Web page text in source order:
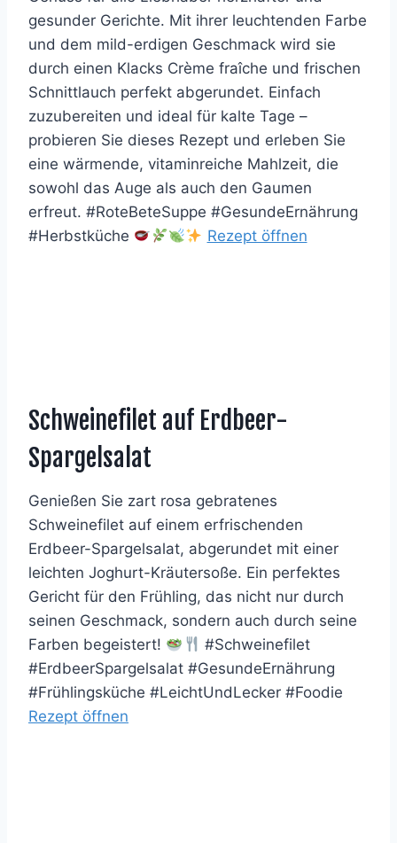
gesunder Gerichte. Mit ihrer leuchtenden Farbe
und dem mild-erdigen Geschmack wird sie
durch einen Klacks Crème fraîche und frischen
Schnittlauch perfekt abgerundet. Einfach
zuzubereiten und ideal für kalte Tage –
probieren Sie dieses Rezept und erleben Sie
eine wärmende, vitaminreiche Mahlzeit, die
sowohl das Auge als auch den Gaumen
erfreut. #RoteBeteSuppe #GesundeErnährung
#Herbstküche
Rezept öffnen
Schweinefilet auf Erdbeer-
Spargelsalat
Genießen Sie zart rosa gebratenes
Schweinefilet auf einem erfrischenden
Erdbeer-Spargelsalat, abgerundet mit einer
leichten Joghurt-Kräutersoße. Ein perfektes
Gericht für den Frühling, das nicht nur durch
seinen Geschmack, sondern auch durch seine
Farben begeistert!
#Schweinefilet
#ErdbeerSpargelsalat #GesundeErnährung
#Frühlingsküche #LeichtUndLecker #Foodie
Rezept öffnen